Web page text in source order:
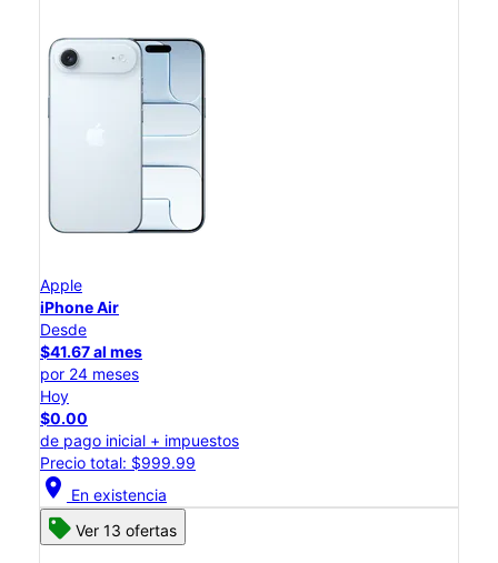
Apple
iPhone Air
Desde
$41.67 al mes
por 24 meses
Hoy
$0.00
de pago inicial + impuestos
Precio total: $999.99
location_on En existencia
Ver 13 ofertas